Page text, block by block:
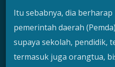
Itu sebabnya, dia
pemerintah daerah
supaya sekolah, pendidik,
termasuk juga orangtua,